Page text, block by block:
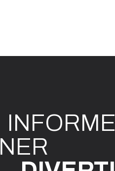
INFORME
NER